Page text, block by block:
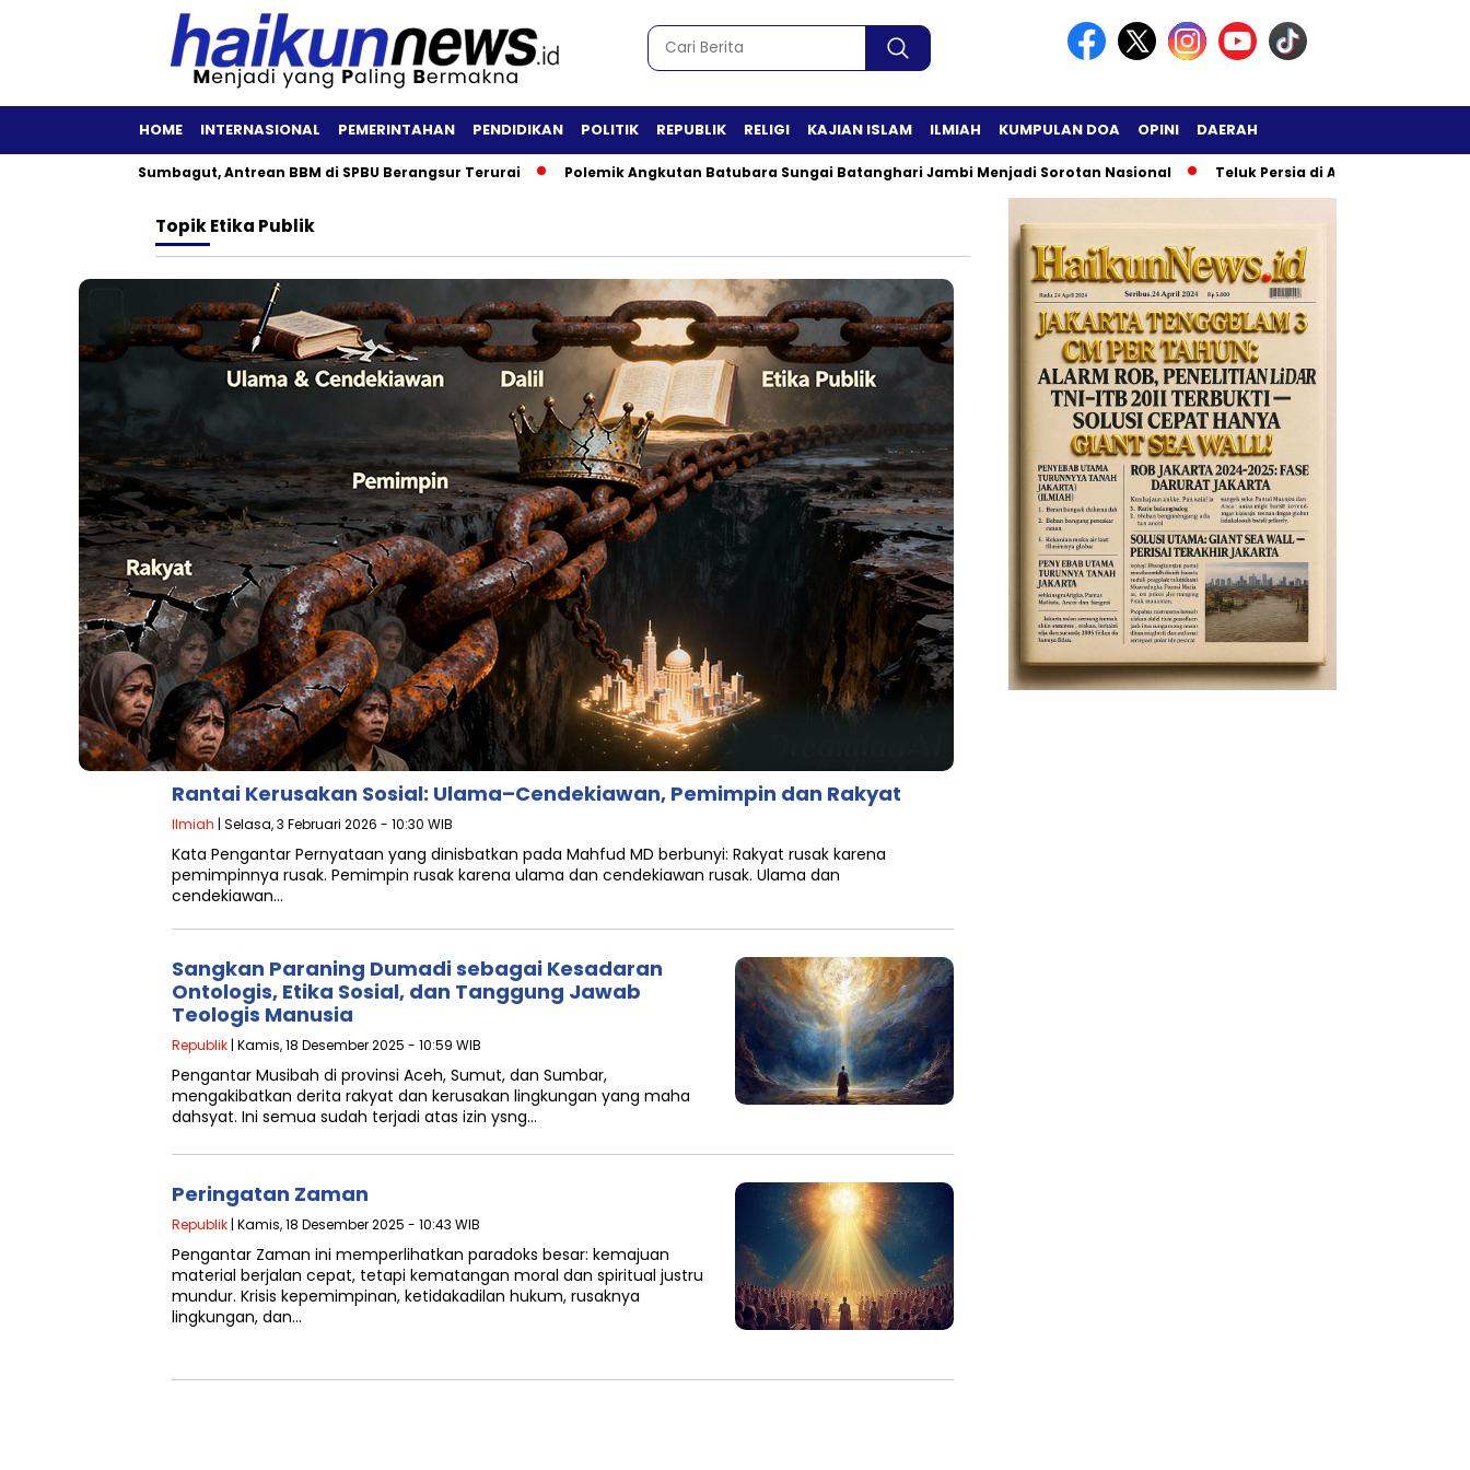
HOME INTERNASIONAL PEMERINTAHAN PENDIDIKAN POLITIK REPUBLIK RELIGI KAJIAN ISLAM ILMIAH KUMPULAN DOA OPINI DAERAH
Patra Niaga Sumbagut, Antrean BBM di SPBU Berangsur Terurai Polemik Angkutan Batubara Sungai Batanghari Jambi Menjadi Sorotan Nasional Teluk Persia di Ambang Ledakan Besar
TopikEtika Publik
Rantai Kerusakan Sosial: Ulama–Cendekiawan, Pemimpin dan Rakyat
Ilmiah | Selasa, 3 Februari 2026 - 10:30 WIB
Kata Pengantar Pernyataan yang dinisbatkan pada Mahfud MD berbunyi: Rakyat rusak karena
pemimpinnya rusak. Pemimpin rusak karena ulama dan cendekiawan rusak. Ulama dan
cendekiawan…
Sangkan Paraning Dumadi sebagai Kesadaran
Ontologis, Etika Sosial, dan Tanggung Jawab
Teologis Manusia
Republik | Kamis, 18 Desember 2025 - 10:59 WIB
Pengantar Musibah di provinsi Aceh, Sumut, dan Sumbar,
mengakibatkan derita rakyat dan kerusakan lingkungan yang maha
dahsyat. Ini semua sudah terjadi atas izin ysng…
Peringatan Zaman
Republik | Kamis, 18 Desember 2025 - 10:43 WIB
Pengantar Zaman ini memperlihatkan paradoks besar: kemajuan
material berjalan cepat, tetapi kematangan moral dan spiritual justru
mundur. Krisis kepemimpinan, ketidakadilan hukum, rusaknya
lingkungan, dan…